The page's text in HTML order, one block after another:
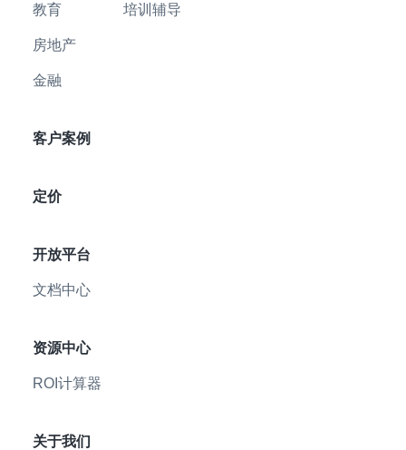
教育
房地产
金融
培训辅导
客户案例
定价
开放平台
文档中心
资源中心
ROI计算器
关于我们